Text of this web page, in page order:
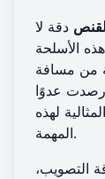
دقة لا
الأسلحة
من مسافة
رصدت عدوًا
لهذه
المهمة.
التصويب،